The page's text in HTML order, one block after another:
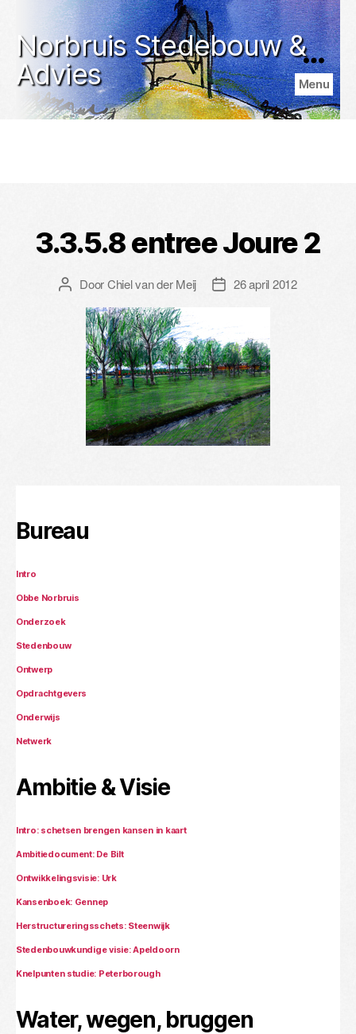
Norbruis Stedebouw &
Advies
Menu
3.3.5.8 entree Joure 2
Berichtauteur
DoorChiel van der Meij Berichtdatum
26 april 2012
Bureau
Intro
Obbe Norbruis
Onderzoek
Stedenbouw
Ontwerp
Opdrachtgevers
Onderwijs
Netwerk
Ambitie & Visie
Intro: schetsen brengen kansen in kaart
Ambitiedocument: De Bilt
Ontwikkelingsvisie: Urk
Kansenboek: Gennep
Herstructureringsschets: Steenwijk
Stedenbouwkundige visie: Apeldoorn
Knelpunten studie: Peterborough
Water, wegen, bruggen